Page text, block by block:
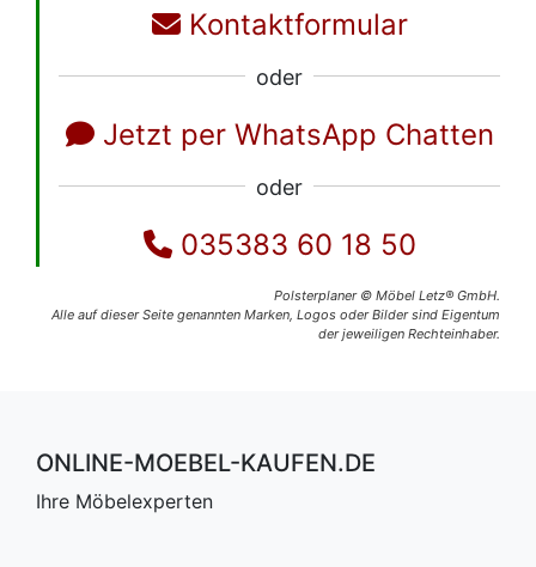
Kontaktformular
oder
Jetzt per WhatsApp Chatten
oder
035383 60 18 50
Polsterplaner © Möbel Letz® GmbH.
Alle auf dieser Seite genannten Marken, Logos oder Bilder sind Eigentum
der jeweiligen Rechteinhaber.
ONLINE-MOEBEL-KAUFEN.DE
Ihre Möbelexperten